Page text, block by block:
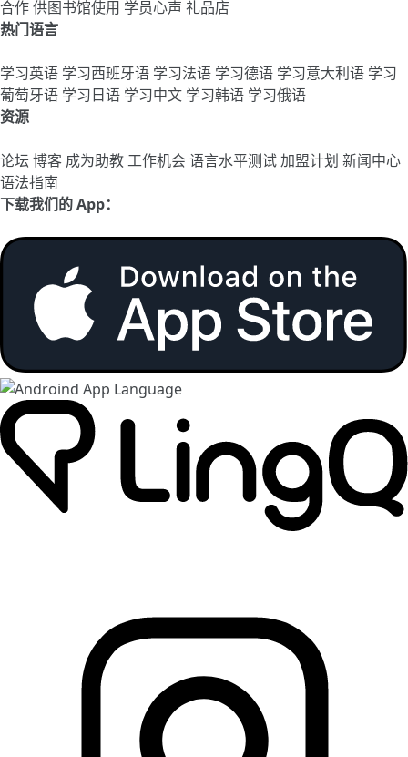
合作供图书馆使用 学员心声 礼品店
热门语言
学习英语 学习西班牙语 学习法语 学习德语 学习意大利语 学习
葡萄牙语 学习日语 学习中文 学习韩语 学习俄语
资源
论坛 博客 成为助教工作机会语言水平测试加盟计划 新闻中心
语法指南
下载我们的 App：